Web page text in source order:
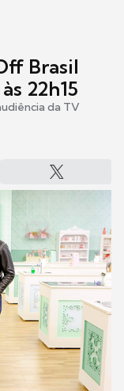
Brasil
22h15
da TV